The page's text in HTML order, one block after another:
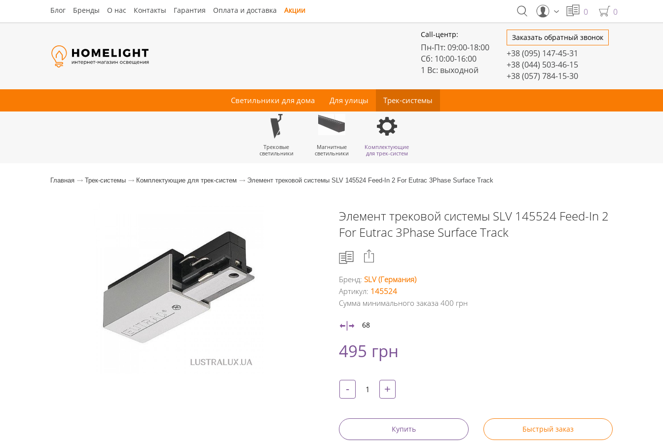
Блог Бренды О нас Контакты Гарантия Оплата и доставка Акции 0 0
Заказать обратный звонок
+38 (095) 147-45-31
+38 (044) 503-46-15
+38 (057) 784-15-30
Call-центр:
Пн-Пт: 09:00-18:00
Сб: 10:00-16:00
1 Вс: выходной
Светильники для дома
Люстры-
вентиляторы
Для улицы
Потолочные Тротуарные Прожектора
Трек-системы
Трековые
светильники
Магнитные
светильники
Комплектующие
для трек-систем
Главная Трек-системы Комплектующие для трек-систем Элемент трековой системы SLV 145524 Feed-In 2 For Eutrac 3Phase Surface Track
Элемент трековой системы SLV 145524 Feed-In 2
For Eutrac 3Phase Surface Track
Facebook
Twitter
Бренд: SLV (Германия)
Артикул: 145524
Сумма минимального заказа 400 грн
68
495 грн
- +
Купить Быстрый заказ